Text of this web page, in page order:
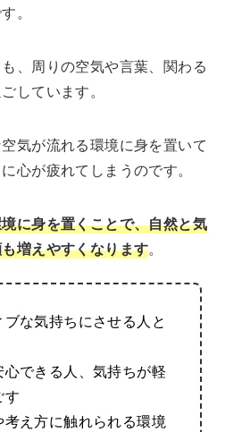
。
、周りの空気や言葉、関わる
しています。
気が流れる環境に身を置いて
心が疲れてしまうのです。
に身を置くことで、自然と気
増えやすくなります。
な気持ちにさせる人と
できる人、気持ちが軽
す
え方に触れられる環境